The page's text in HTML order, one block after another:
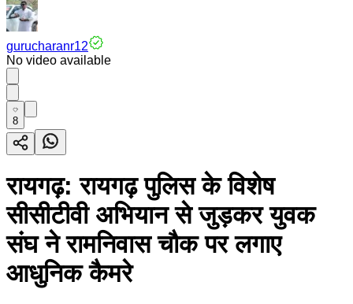
gurucharanr12
No video available
8
रायगढ़: रायगढ़ पुलिस के विशेष
सीसीटीवी अभियान से जुड़कर युवक
संघ ने रामनिवास चौक पर लगाए
आधुनिक कैमरे